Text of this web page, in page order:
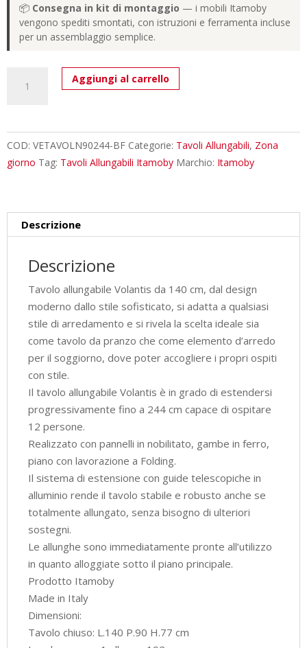
📦 Consegna in kit di montaggio — i mobili Itamoby
vengono spediti smontati, con istruzioni e ferramenta incluse
per un assemblaggio semplice.
allungabile
Volantis
bianco
antracite
quantità
Aggiungi al carrello
COD: VETAVOLN90244-BF Categorie: Tavoli Allungabili, Zona
giorno Tag: Tavoli Allungabili Itamoby Marchio: Itamoby
Descrizione
Descrizione
Tavolo allungabile Volantis da 140 cm, dal design
moderno dallo stile sofisticato, si adatta a qualsiasi
stile di arredamento e si rivela la scelta ideale sia
come tavolo da pranzo che come elemento d’arredo
per il soggiorno, dove poter accogliere i propri ospiti
con stile.
Il tavolo allungabile Volantis è in grado di estendersi
progressivamente fino a 244 cm capace di ospitare
12 persone.
Realizzato con pannelli in nobilitato, gambe in ferro,
piano con lavorazione a Folding.
Il sistema di estensione con guide telescopiche in
alluminio rende il tavolo stabile e robusto anche se
totalmente allungato, senza bisogno di ulteriori
sostegni.
Le allunghe sono immediatamente pronte all’utilizzo
in quanto alloggiate sotto il piano principale.
Prodotto Itamoby
Made in Italy
Dimensioni:
Tavolo chiuso: L.140 P.90 H.77 cm